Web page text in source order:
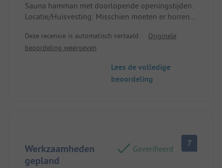
zijn aangepast aan onze behoeften voor dit type
verblijf, schone en functionele bungalow goed
uitgerust.
Sauna hamman met doorlopende openingstijden.
Locatie/Huisvesting: Misschien moeten er horren
Deze recensie is automatisch vertaald.
Originele
beoordeling weergeven
Lees de volledige
beoordeling
Werkzaamheden
gepland
Geverifieerd
7